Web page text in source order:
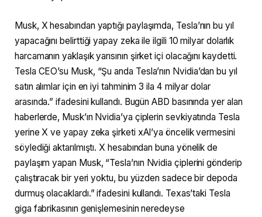
Musk, X hesabından yaptığı paylaşımda, Tesla’nın bu yıl
yapacağını belirttiği yapay zeka ile ilgili 10 milyar dolarlık
harcamanın yaklaşık yarısının şirket içi olacağını kaydetti.
Tesla CEO’su Musk, “Şu anda Tesla’nın Nvidia’dan bu yıl
satın alımlar için en iyi tahminim 3 ila 4 milyar dolar
arasında.” ifadesini kullandı. Bugün ABD basınında yer alan
haberlerde, Musk’ın Nvidia’ya çiplerin sevkiyatında Tesla
yerine X ve yapay zeka şirketi xAI’ya öncelik vermesini
söylediği aktarılmıştı. X hesabından buna yönelik de
paylaşım yapan Musk, “Tesla’nın Nvidia çiplerini gönderip
çalıştıracak bir yeri yoktu, bu yüzden sadece bir depoda
durmuş olacaklardı.” ifadesini kullandı. Texas’taki Tesla
giga fabrikasının genişlemesinin neredeyse